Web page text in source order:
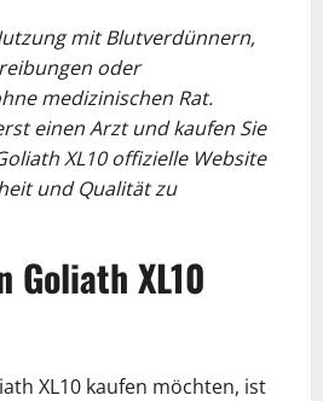
mit Blutverdünnern,
oder
medizinischen Rat.
einen Arzt und kaufen Sie
XL10 offizielle Website
und Qualität zu
Goliath XL10
XL10 kaufen möchten, ist